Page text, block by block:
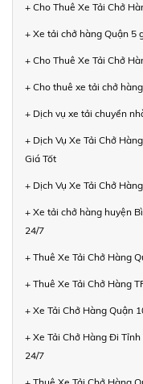
+ Cho Thuê Xe Tải Chở
+ Xe tải chở hàng Quận 5
+ Cho Thuê Xe Tải Chở
+ Cho thuê xe tải chở
+ Dịch vụ xe tải chuyển
+ Dịch Vụ Xe Tải Chở
Giá Tốt
+ Dịch Vụ Xe Tải Chở
+ Xe tải chở hàng huyện
24/7
+ Thuê Xe Tải Chở Hàng
+ Thuê Xe Tải Chở Hàng
+ Xe Tải Chở Hàng Quận
+ Xe Tải Chở Hàng Đi Tỉnh
24/7